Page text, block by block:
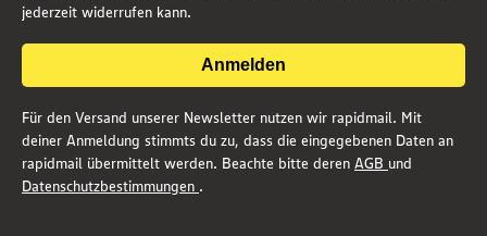
jederzeit widerrufen kann.
Anmelden
Für den Versand unserer Newsletter nutzen wir rapidmail. Mit
deiner Anmeldung stimmts du zu, dass die eingegebenen Daten an
rapidmail übermittelt werden. Beachte bitte deren AGB und
Datenschutzbestimmungen .